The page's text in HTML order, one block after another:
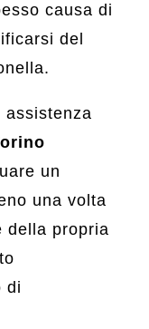
causa di
del
un
una volta
della propria
di